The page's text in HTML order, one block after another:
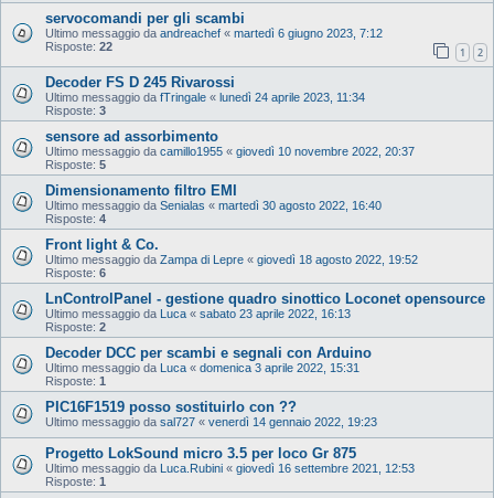
servocomandi per gli scambi
Ultimo messaggio da andreachef « martedì 6 giugno 2023, 7:12
Risposte: 22 1 2
Decoder FS D 245 Rivarossi
Ultimo messaggio da fTringale « lunedì 24 aprile 2023, 11:34
Risposte: 3
sensore ad assorbimento
Ultimo messaggio da camillo1955 « giovedì 10 novembre 2022, 20:37
Risposte: 5
Dimensionamento filtro EMI
Ultimo messaggio da Senialas « martedì 30 agosto 2022, 16:40
Risposte: 4
Front light & Co.
Ultimo messaggio da Zampa di Lepre « giovedì 18 agosto 2022, 19:52
Risposte: 6
LnControlPanel - gestione quadro sinottico Loconet opensource
Ultimo messaggio da Luca « sabato 23 aprile 2022, 16:13
Risposte: 2
Decoder DCC per scambi e segnali con Arduino
Ultimo messaggio da Luca « domenica 3 aprile 2022, 15:31
Risposte: 1
PIC16F1519 posso sostituirlo con ??
Ultimo messaggio da sal727 « venerdì 14 gennaio 2022, 19:23
Progetto LokSound micro 3.5 per loco Gr 875
Ultimo messaggio da Luca.Rubini « giovedì 16 settembre 2021, 12:53
Risposte: 1